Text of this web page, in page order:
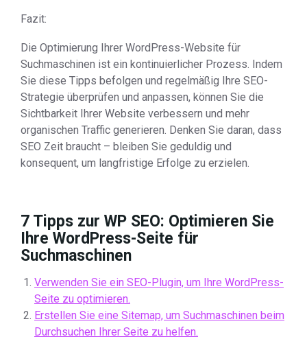
Fazit:
Die Optimierung Ihrer WordPress-Website für
Suchmaschinen ist ein kontinuierlicher Prozess. Indem
Sie diese Tipps befolgen und regelmäßig Ihre SEO-
Strategie überprüfen und anpassen, können Sie die
Sichtbarkeit Ihrer Website verbessern und mehr
organischen Traffic generieren. Denken Sie daran, dass
SEO Zeit braucht – bleiben Sie geduldig und
konsequent, um langfristige Erfolge zu erzielen.
7 Tipps zur WP SEO: Optimieren Sie
Ihre WordPress-Seite für
Suchmaschinen
Verwenden Sie ein SEO-Plugin, um Ihre WordPress-
Seite zu optimieren.
Erstellen Sie eine Sitemap, um Suchmaschinen beim
Durchsuchen Ihrer Seite zu helfen.